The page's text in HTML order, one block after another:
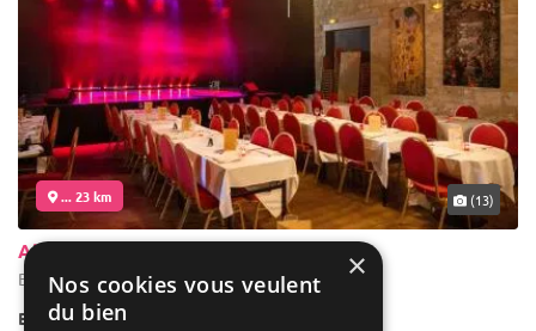
... 23 km (13)
Alcazar
Bordeaux - Gironde (33)
Bar / Bar à cocktails
×
Nos cookies vous veulent
du bien